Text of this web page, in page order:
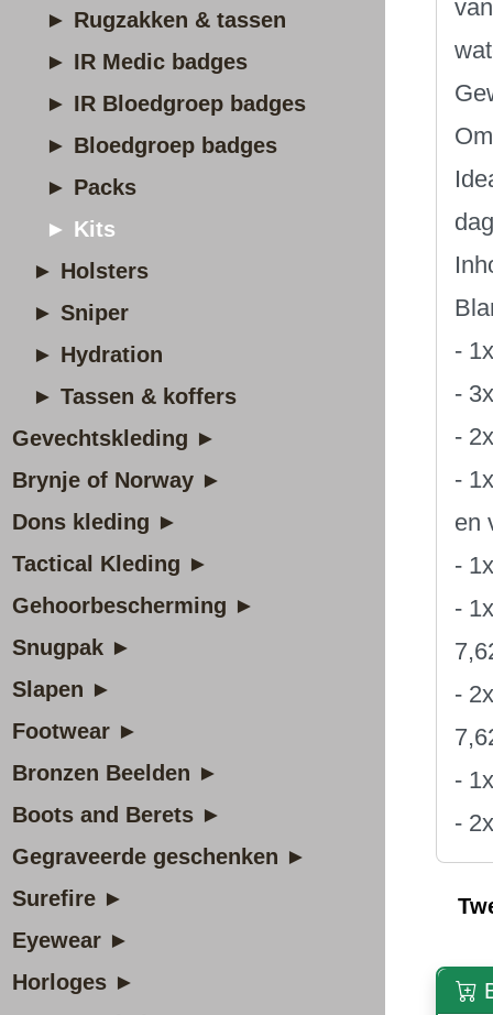
► Rugzakken & tassen
► IR Medic badges
► IR Bloedgroep badges
► Bloedgroep badges
► Packs
► Kits
► Holsters
► Sniper
► Hydration
► Tassen & koffers
Gevechtskleding ►
Brynje of Norway ►
Dons kleding ►
Tactical Kleding ►
Gehoorbescherming ►
Snugpak ►
Slapen ►
Footwear ►
Bronzen Beelden ►
Boots and Berets ►
Gegraveerde geschenken ►
Surefire ►
Eyewear ►
Horloges ►
-
-
-
-
en
-
-
-
-
-